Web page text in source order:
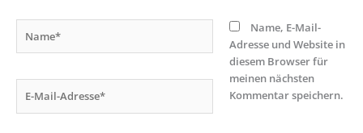
Mail-
Name, E-Mail-
Adresse und Website in
diesem Browser für
meinen nächsten
Kommentar speichern.